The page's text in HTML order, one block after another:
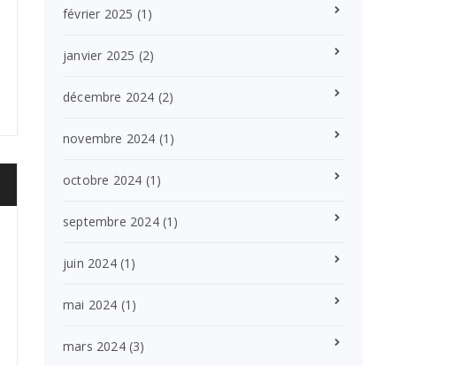
février 2025 (1)
janvier 2025 (2)
décembre 2024 (2)
novembre 2024 (1)
octobre 2024 (1)
septembre 2024(1)
juin 2024(1)
mai 2024 (1)
mars 2024(3)